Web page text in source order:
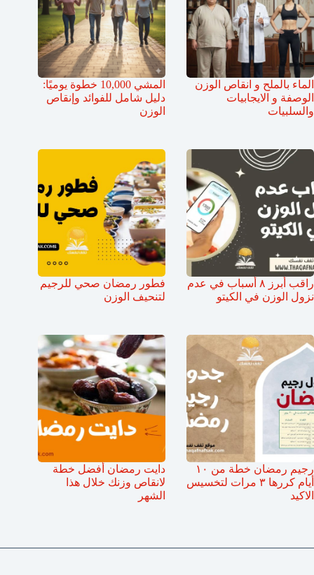
الماء بالملح و انقاص الوزن
الوصفة و الايجابيات
والسلبيات
المشي 10,000 خطوة يوميًا:
دليل شامل للفوائد وإنقاص
الوزن
راقب أبرز ٨ أسباب في عدم
نزول الوزن في الكيتو
فطور رمضان صحي للرجيم
لتنحيف الوزن
رجيم رمضان خطة من ١٠
أيام كررها ٣ مرات لتخسيس
الاكيد
دايت رمضان أفضل خطة
لانقاص وزنك خلال هذا
الشهر